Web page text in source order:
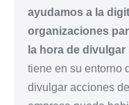
ayudamos a la
organizaciones
la hora de
tiene en su entorno
divulgar acciones